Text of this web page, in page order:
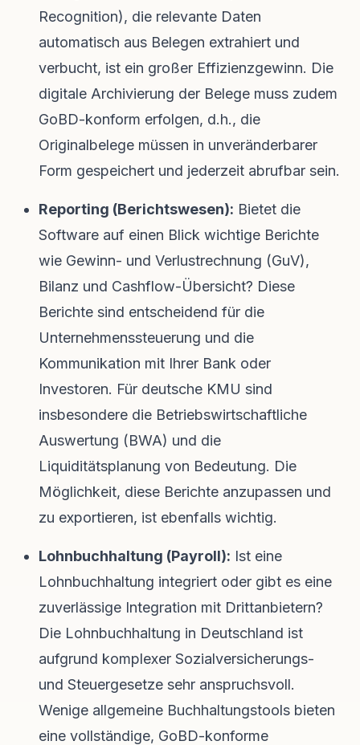
Recognition), die relevante Daten
automatisch aus Belegen extrahiert und
verbucht, ist ein großer Effizienzgewinn. Die
digitale Archivierung der Belege muss zudem
GoBD-konform erfolgen, d.h., die
Originalbelege müssen in unveränderbarer
Form gespeichert und jederzeit abrufbar sein.
Reporting (Berichtswesen): Bietet die
Software auf einen Blick wichtige Berichte
wie Gewinn- und Verlustrechnung (GuV),
Bilanz und Cashflow-Übersicht? Diese
Berichte sind entscheidend für die
Unternehmenssteuerung und die
Kommunikation mit Ihrer Bank oder
Investoren. Für deutsche KMU sind
insbesondere die Betriebswirtschaftliche
Auswertung (BWA) und die
Liquiditätsplanung von Bedeutung. Die
Möglichkeit, diese Berichte anzupassen und
zu exportieren, ist ebenfalls wichtig.
Lohnbuchhaltung (Payroll): Ist eine
Lohnbuchhaltung integriert oder gibt es eine
zuverlässige Integration mit Drittanbietern?
Die Lohnbuchhaltung in Deutschland ist
aufgrund komplexer Sozialversicherungs-
und Steuergesetze sehr anspruchsvoll.
Wenige allgemeine Buchhaltungstools bieten
eine vollständige, GoBD-konforme